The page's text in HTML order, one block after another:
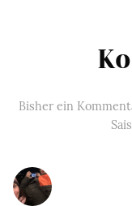
Bisher ein